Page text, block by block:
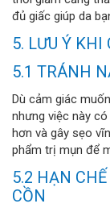
đủ giấc giúp da
5. LƯU Ý KHI
5.1 TRÁNH
Dù cảm giác
nhưng việc này
hơn và gây sẹo
phẩm trị mụn để
5.2 HẠN
CỒN